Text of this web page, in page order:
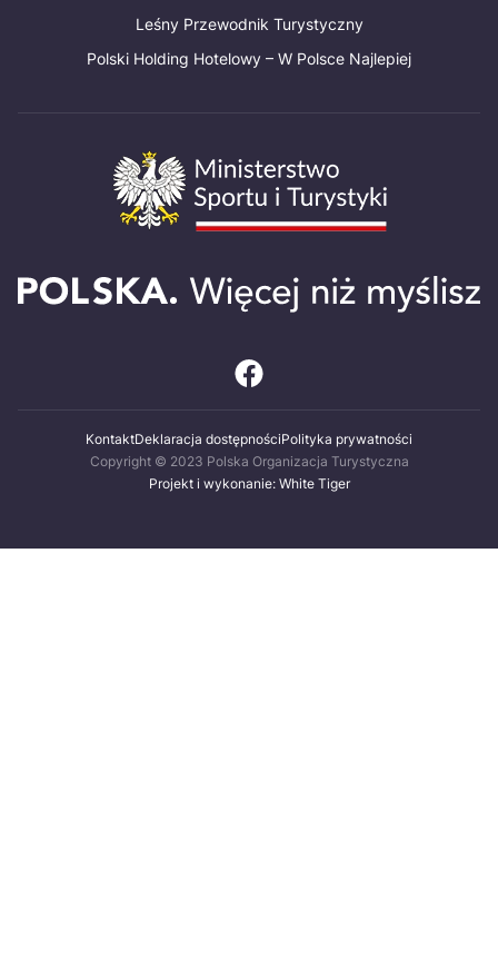
Leśny Przewodnik Turystyczny
Polski Holding Hotelowy – W Polsce Najlepiej
KontaktDeklaracja dostępnościPolityka prywatności
Copyright © 2023 Polska Organizacja Turystyczna
Projekt i wykonanie: White Tiger